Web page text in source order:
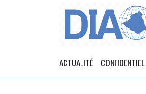
ACTUALITÉ CONFIDENTIEL